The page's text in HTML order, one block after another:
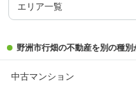
エリア一覧
野洲市行畑の不動産を別の種別
中古マンション